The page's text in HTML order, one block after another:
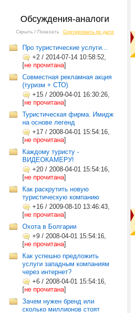
Обсуждения-аналоги
Скрыть / Показать Сортировать по дате
Про туристические услуги...
+2 / 2014-07-14 10:58:52,
[не прочитана]
Совместная рекламная акция
(туризм + СТО)
+15 / 2009-04-01 16:30:26,
[не прочитана]
Туристическая фирма. Имидж
на основе легенд
+17 / 2008-04-01 15:54:16,
[не прочитана]
Каждому туристу -
ВИДЕОКАМЕРУ!
+20 / 2008-04-01 15:54:16,
[не прочитана]
Как раскрутить новую
туристическую компанию
+16 / 2009-08-10 13:46:43,
[не прочитана]
Охота в Болгарии
+9 / 2008-04-01 15:54:16,
[не прочитана]
Как успешно предложить
услуги западным компаниям
через интернет?
+6 / 2008-04-01 15:54:16,
[не прочитана]
Зачем нужен бренд или
сколько миллионов стоят